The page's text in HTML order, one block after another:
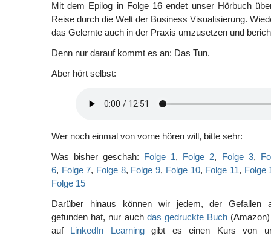
Mit dem Epilog in Folge 16 endet unser Hörbuch
Reise durch die Welt der Business Visualisierung.
das Gelernte auch in der Praxis umzusetzen und
Denn nur darauf kommt es an: Das Tun.
Aber hört selbst:
Wer noch einmal von vorne hören will, bitte sehr:
Was bisher geschah: Folge 1, Folge 2, Folge 3,
6, Folge 7, Folge 8, Folge 9, Folge 10, Folge 11, Folge
Folge 15
Darüber hinaus können wir jedem, der Gefallen
gefunden hat, nur auch das gedruckte Buch
auf LinkedIn Learninggibt es einen Kurs von